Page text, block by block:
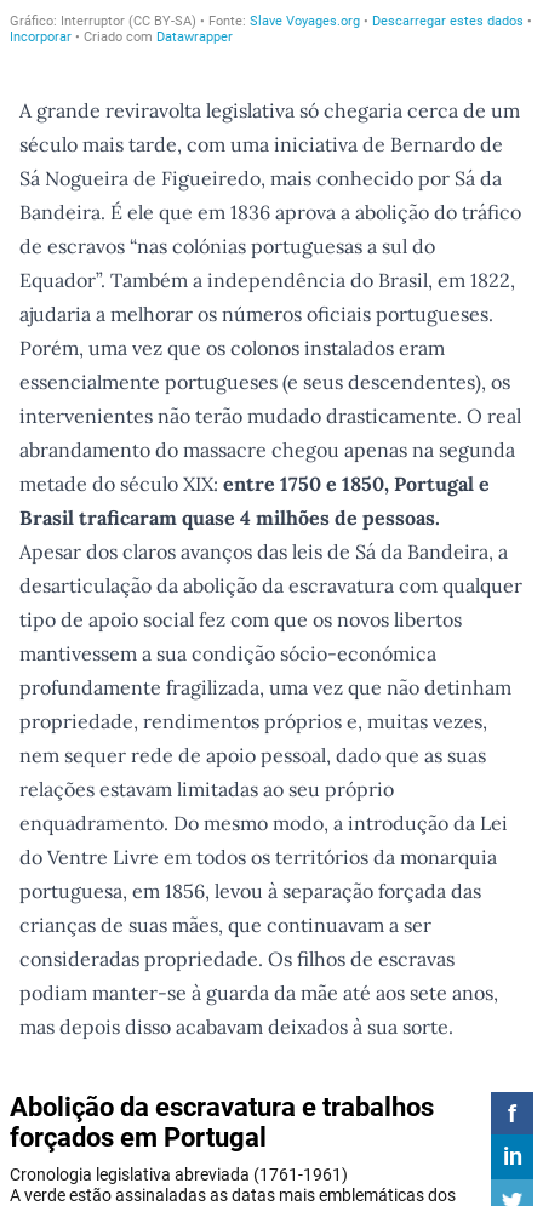
A grande reviravolta legislativa só chegaria cerca de um
século mais tarde, com uma iniciativa de Bernardo de
Sá Nogueira de Figueiredo, mais conhecido por Sá da
Bandeira. É ele que em 1836 aprova a abolição do tráfico
de escravos “nas colónias portuguesas a sul do
Equador”. Também a independência do Brasil, em 1822,
ajudaria a melhorar os números oficiais portugueses.
Porém, uma vez que os colonos instalados eram
essencialmente portugueses (e seus descendentes), os
intervenientes não terão mudado drasticamente. O real
abrandamento do massacre chegou apenas na segunda
metade do século XIX: entre 1750 e 1850, Portugal e
Brasil traficaram quase 4 milhões de pessoas.
Apesar dos claros avanços das leis de Sá da Bandeira, a
desarticulação da abolição da escravatura com qualquer
tipo de apoio social fez com que os novos libertos
mantivessem a sua condição sócio-económica
profundamente fragilizada, uma vez que não detinham
propriedade, rendimentos próprios e, muitas vezes,
nem sequer rede de apoio pessoal, dado que as suas
relações estavam limitadas ao seu próprio
enquadramento. Do mesmo modo, a introdução da Lei
do Ventre Livre em todos os territórios da monarquia
portuguesa, em 1856, levou à separação forçada das
crianças de suas mães, que continuavam a ser
consideradas propriedade. Os filhos de escravas
podiam manter-se à guarda da mãe até aos sete anos,
mas depois disso acabavam deixados à sua sorte.